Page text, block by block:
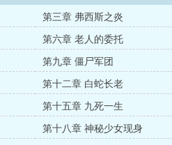
第三章 弗西斯之炎
第六章 老人的委托
第九章 僵尸军团
第十二章 白蛇长老
第十五章 九死一生
第十八章 神秘少女现身